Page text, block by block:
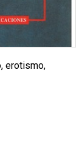
erotismo,